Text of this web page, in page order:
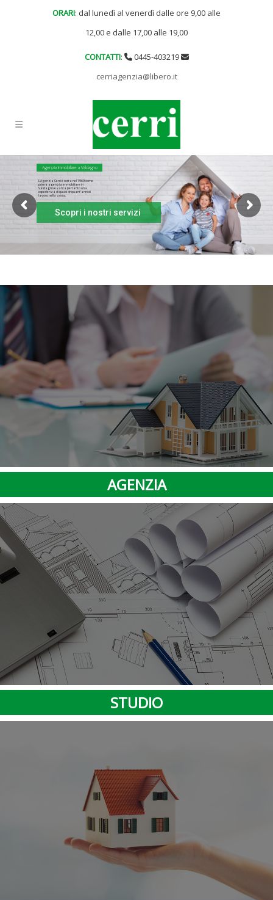
ORARI: dal lunedì al venerdì dalle ore 9,00 alle
12,00 e dalle 17,00 alle 19,00
CONTATTI:
0445-403219
cerriagenzia@libero.it
Agenzia Immobiliare a Valdagno
L'Agenzia Cerri è sorta nel 1969 come
prima agenzia immobiliare in
Valdagno e vanta pertanto una
esperienza di quasi cinquant'anni di
lavoro nella zona.
Scopri i nostri servizi
AGENZIA
STUDIO